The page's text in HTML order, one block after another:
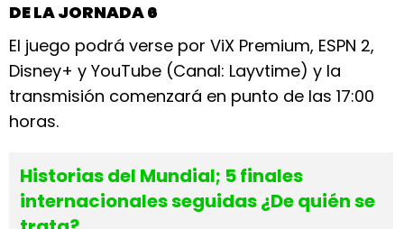
DE LA JORNADA 6
El juego podrá verse por ViX Premium, ESPN 2,
Disney+ y YouTube (Canal: Layvtime) y la
transmisión comenzará en punto de las 17:00
horas.
Historias del Mundial; 5 finales
internacionales seguidas ¿De quién se